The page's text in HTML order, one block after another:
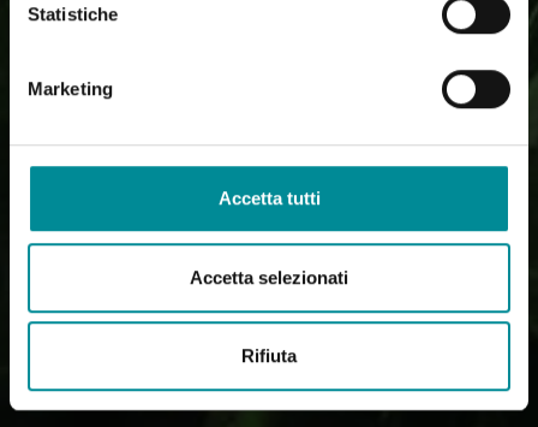
Statistiche
Marketing
Accetta tutti
Accetta selezionati
Rifiuta